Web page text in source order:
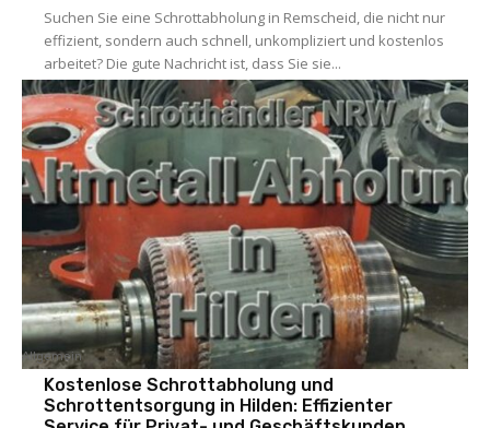
Suchen Sie eine Schrottabholung in Remscheid, die nicht nur
effizient, sondern auch schnell, unkompliziert und kostenlos
arbeitet? Die gute Nachricht ist, dass Sie sie...
Allgemein
Kostenlose Schrottabholung und
Schrottentsorgung in Hilden: Effizienter